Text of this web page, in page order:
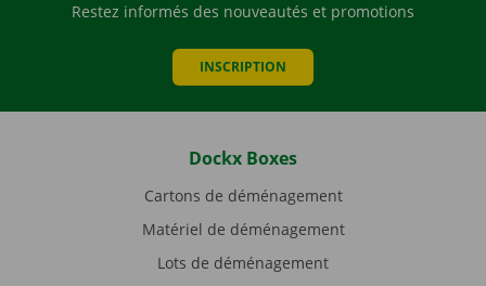
Restez informés des nouveautés et promotions
INSCRIPTION
Dockx Boxes
Cartons de déménagement
Matériel de déménagement
Lots de déménagement